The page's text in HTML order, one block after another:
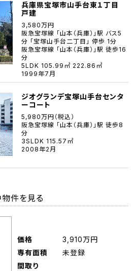
兵庫県宝塚市山手台東１丁目
戸建
3,580万円
阪急宝塚線 「山本（兵庫）」駅 バス5
分 「宝塚山手台二丁目」 停歩 1分
阪急宝塚線 「山本（兵庫）」駅 徒歩16
分
5LDK 105.99㎡ 222.86㎡
1999年7月
ジオグランデ宝塚山手台センタ
ーコート
5,980万円（税込）
阪急宝塚線 「山本（兵庫）」駅 徒歩8
分
3SLDK 115.57㎡
2008年2月
物件を見る
価格
3,910万円
専有面積
未登録
間取り